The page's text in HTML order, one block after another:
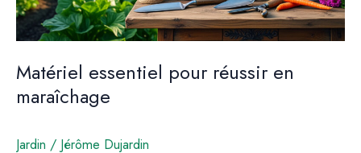
Matériel essentiel pour réussir en
maraîchage
Jardin / Jérôme Dujardin